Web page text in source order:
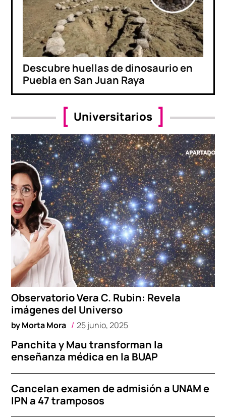
Descubre huellas de dinosaurio en
Puebla en San Juan Raya
Universitarios
Observatorio Vera C. Rubin: Revela
imágenes del Universo
byMorta Mora 25 junio, 2025
Panchita y Mau transforman la
enseñanza médica en la BUAP
Cancelan examen de admisión a UNAM e
IPN a 47 tramposos